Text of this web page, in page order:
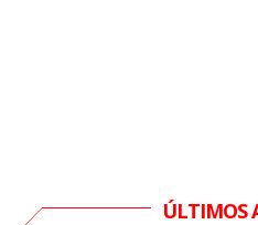
ÚLTIMOS